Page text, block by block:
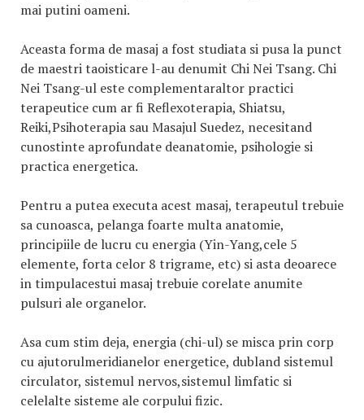
mai putini oameni.
Aceasta forma de masaj a fost studiata si pusa la punct
de maestri taoisticare l-au denumit Chi Nei Tsang. Chi
Nei Tsang-ul este complementaraltor practici
terapeutice cum ar fi Reflexoterapia, Shiatsu,
Reiki,Psihoterapia sau Masajul Suedez, necesitand
cunostinte aprofundate deanatomie, psihologie si
practica energetica.
Pentru a putea executa acest masaj, terapeutul trebuie
sa cunoasca, pelanga foarte multa anatomie,
principiile de lucru cu energia (Yin-Yang,cele 5
elemente, forta celor 8 trigrame, etc) si asta deoarece
in timpulacestui masaj trebuie corelate anumite
pulsuri ale organelor.
Asa cum stim deja, energia (chi-ul) se misca prin corp
cu ajutorulmeridianelor energetice, dubland sistemul
circulator, sistemul nervos,sistemul limfatic si
celelalte sisteme ale corpului fizic.